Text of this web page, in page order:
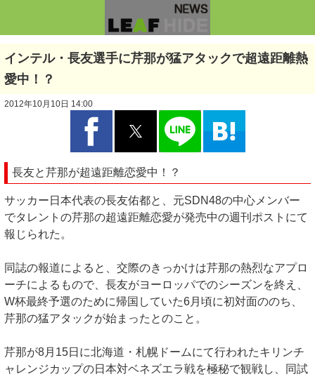
インテル・長友選手に芹那が猛アタックで超遠距離熱
愛中！？
2012年10月10日 14:00
長友と芹那が超遠距離恋愛中！？
サッカー日本代表の長友佑都と、元SDN48の中心メンバー
でタレントの芹那の超遠距離恋愛が発売中の週刊ポストにて
報じられた。
同誌の報道によると、交際のきっかけは芹那の熱烈なアプロ
ーチによるもので、長友がヨーロッパでのシーズンを終え、
W杯最終予選のために帰国していた6月頃に初対面ののち、
芹那の猛アタックが始まったとのこと。
芹那が8月15日に北海道・札幌ドームにて行われたキリンチ
ャレンジカップの日本対ベネズエラ戦を極秘で観戦し、同試